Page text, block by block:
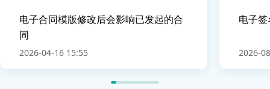
电子合同模版修改后会影响已发起的合
同
2026-04-16 15:55
电子
2026-